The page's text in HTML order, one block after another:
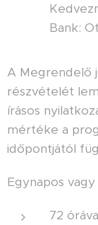
Bank:
A Megrendelő
részvételét
írásos
mértéke a
időpontjától
Egynapos
72